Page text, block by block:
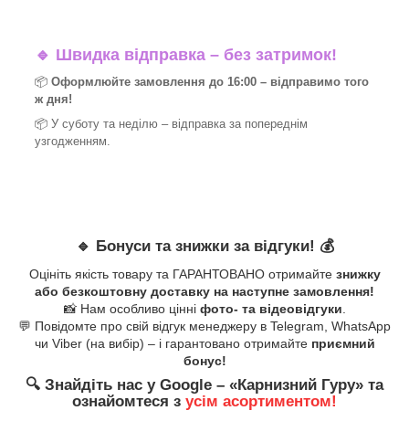
🔹 Швидка відправка – без затримок!
📦 Оформлюйте замовлення до 16:00 – відправимо того
ж дня!
📦 У суботу та неділю – відправка за попереднім
узгодженням.
🔹 Бонуси та знижки за відгуки! 💰
Оцініть якість товару та ГАРАНТОВАНО отримайте знижку
або безкоштовну доставку на наступне замовлення!
📸 Нам особливо цінні фото- та відеовідгуки.
💬 Повідомте про свій відгук менеджеру в Telegram, WhatsApp
чи Viber (на вибір) – і гарантовано отримайте приємний
бонус!
🔍 Знайдіть нас у Google – «Карнизний Гуру» та
ознайомтеся з усім асортиментом!